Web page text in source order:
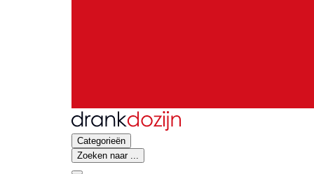
Categorieën
Zoeken naar ...